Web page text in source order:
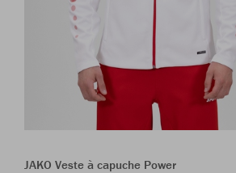
JAKO Veste à capuche Power